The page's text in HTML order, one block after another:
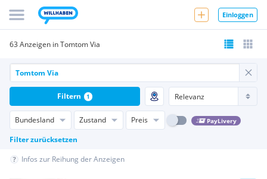
Einloggen
63 Anzeigen in Tomtom Via
Bundesland Zustand Preis PayLivery
Filter zurücksetzen
Filtern 1
Infos zur Reihung der Anzeigen